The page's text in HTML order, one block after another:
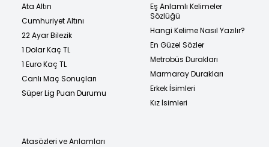
Ata Altın
Cumhuriyet Altını
22 Ayar Bilezik
1 Dolar Kaç TL
1 Euro Kaç TL
Canlı Maç Sonuçları
Süper Lig Puan Durumu
Eş Anlamlı Kelimeler
Sözlüğü
Hangi Kelime Nasıl Yazılır?
En Güzel Sözler
Metrobüs Durakları
Marmaray Durakları
Erkek İsimleri
Kız İsimleri
Atasözleri ve Anlamları